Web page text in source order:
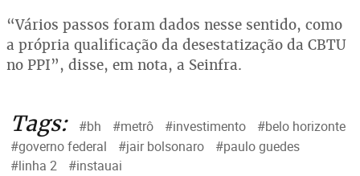
“Vários passos foram dados nesse sentido, como
a própria qualificação da desestatização da CBTU
no PPI”, disse, em nota, a Seinfra.
Tags: #bh #metrô #investimento
#belo horizonte
#governo federal
#jair bolsonaro
#paulo guedes
#linha 2
#instauai